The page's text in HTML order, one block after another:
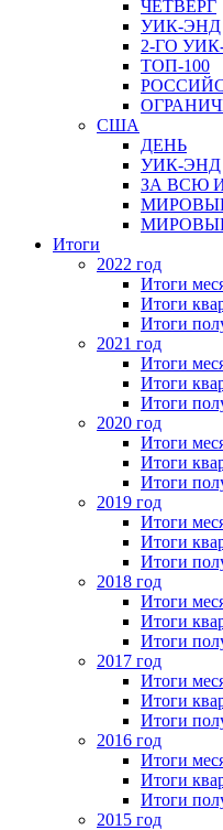
ЧЕТВЕРГ
УИК-ЭНД
2-ГО
ТОП-100
США
ДЕНЬ
УИК-ЭНД
ЗА ВСЮ
Итоги
2022 год
Итоги
Итоги
Итоги
2021 год
Итоги
Итоги
Итоги
2020 год
Итоги
Итоги
Итоги
2019 год
Итоги
Итоги
Итоги
2018 год
Итоги
Итоги
Итоги
2017 год
Итоги
Итоги
Итоги
2016 год
Итоги
Итоги
Итоги
2015 год